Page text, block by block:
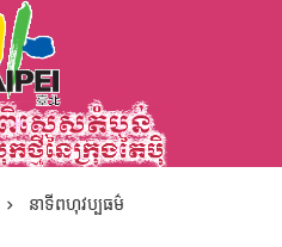
នាទីពហុវប្បធម៌